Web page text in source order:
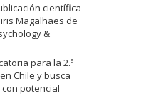
científica
Magalhães de
&
para la 2.ª
Chile y busca
potencial